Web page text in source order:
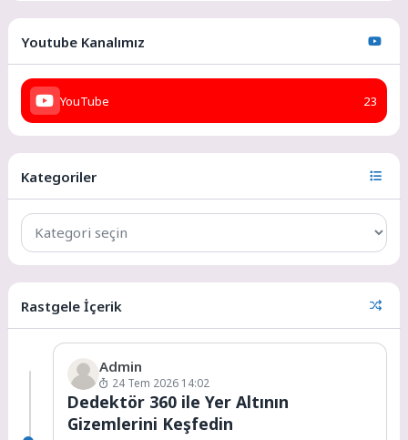
Youtube Kanalımız
YouTube 23
Kategoriler
Rastgele İçerik
Admin
24 Tem 2026 14:02
Dedektör 360 ile Yer Altının
Gizemlerini Keşfedin